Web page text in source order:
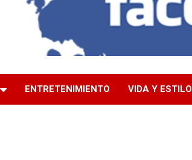
ENTRETENIMIENTO VIDA Y ESTILO